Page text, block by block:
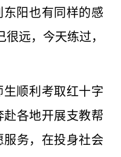
东阳也有同样的感
远，今天练过，
顺利考取红十字
各地开展支教帮
务，在投身社会